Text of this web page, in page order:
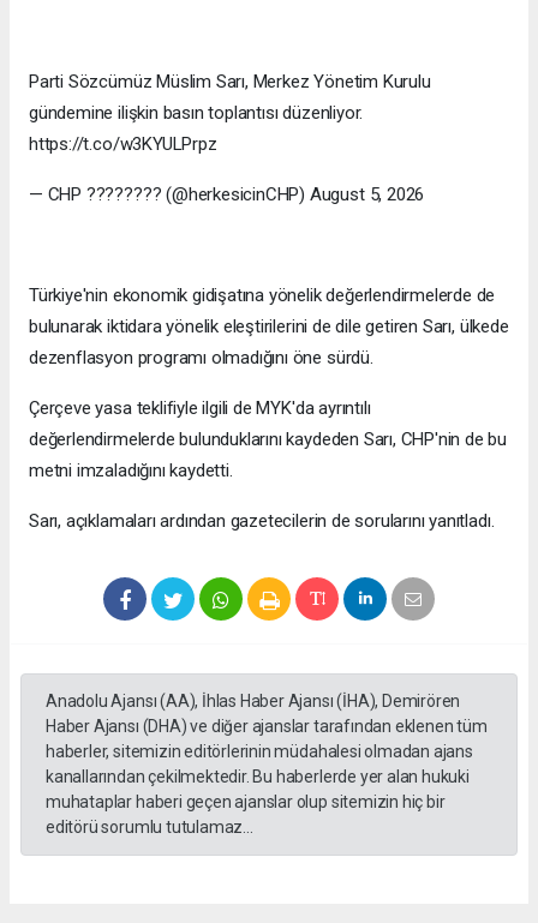
Parti Sözcümüz Müslim Sarı, Merkez Yönetim Kurulu
gündemine ilişkin basın toplantısı düzenliyor.
https://t.co/w3KYULPrpz
— CHP ???????? (@herkesicinCHP) August 5, 2026
Türkiye'nin ekonomik gidişatına yönelik değerlendirmelerde de
bulunarak iktidara yönelik eleştirilerini de dile getiren Sarı, ülkede
dezenflasyon programı olmadığını öne sürdü.
Çerçeve yasa teklifiyle ilgili de MYK'da ayrıntılı
değerlendirmelerde bulunduklarını kaydeden Sarı, CHP'nin de bu
metni imzaladığını kaydetti.
Sarı, açıklamaları ardından gazetecilerin de sorularını yanıtladı.
Anadolu Ajansı (AA), İhlas Haber Ajansı (İHA), Demirören
Haber Ajansı (DHA) ve diğer ajanslar tarafından eklenen tüm
haberler, sitemizin editörlerinin müdahalesi olmadan ajans
kanallarından çekilmektedir. Bu haberlerde yer alan hukuki
muhataplar haberi geçen ajanslar olup sitemizin hiç bir
editörü sorumlu tutulamaz...